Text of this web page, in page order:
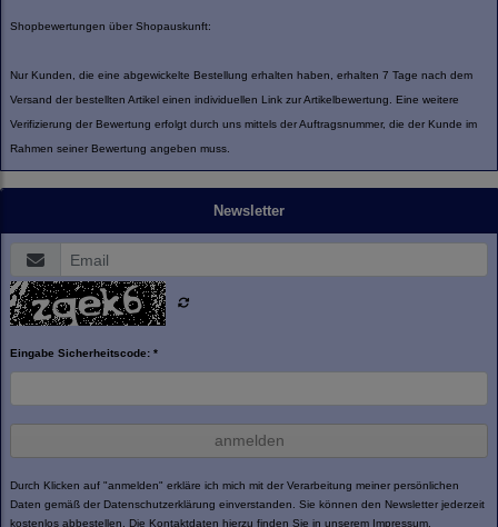
Shopbewertungen über Shopauskunft:
Nur Kunden, die eine abgewickelte Bestellung erhalten haben, erhalten 7 Tage nach dem
Versand der bestellten Artikel einen individuellen Link zur Artikelbewertung. Eine weitere
Verifizierung der Bewertung erfolgt durch uns mittels der Auftragsnummer, die der Kunde im
Rahmen seiner Bewertung angeben muss.
Newsletter
Eingabe Sicherheitscode: *
anmelden
Durch Klicken auf "anmelden" erkläre ich mich mit der Verarbeitung meiner persönlichen
Daten gemäß der Datenschutzerklärung einverstanden. Sie können den Newsletter jederzeit
kostenlos abbestellen. Die Kontaktdaten hierzu finden Sie in unserem Impressum.